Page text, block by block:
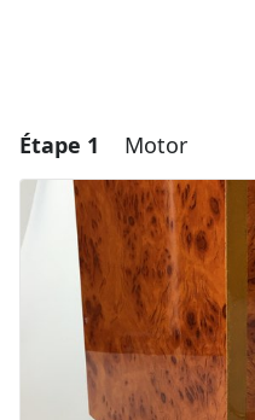
Étape 1 Motor